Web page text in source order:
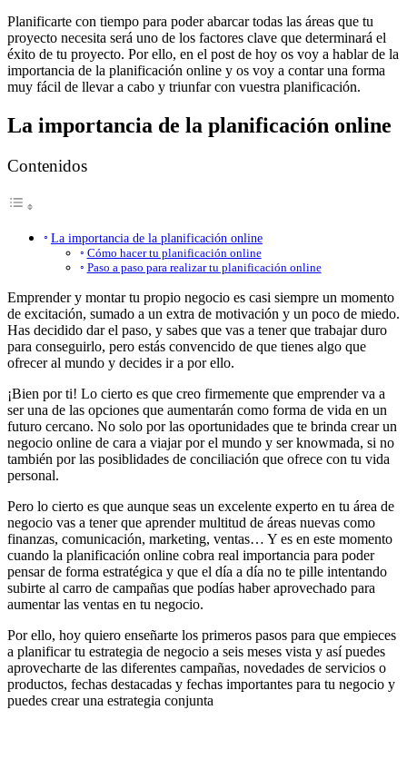
Planificarte con tiempo para poder abarcar todas las áreas que tu
proyecto necesita será uno de los factores clave que determinará el
éxito de tu proyecto. Por ello, en el post de hoy os voy a hablar de la
importancia de la planificación online y os voy a contar una forma
muy fácil de llevar a cabo y triunfar con vuestra planificación.
La importancia de la planificación online
Contenidos
La importancia de la planificación online
Cómo hacer tu planificación online
Paso a paso para realizar tu planificación online
Emprender y montar tu propio negocio es casi siempre un momento
de excitación, sumado a un extra de motivación y un poco de miedo.
Has decidido dar el paso, y sabes que vas a tener que trabajar duro
para conseguirlo, pero estás convencido de que tienes algo que
ofrecer al mundo y decides ir a por ello.
¡Bien por ti! Lo cierto es que creo firmemente que emprender va a
ser una de las opciones que aumentarán como forma de vida en un
futuro cercano. No solo por las oportunidades que te brinda crear un
negocio online de cara a viajar por el mundo y ser knowmada, si no
también por las posiblidades de conciliación que ofrece con tu vida
personal.
Pero lo cierto es que aunque seas un excelente experto en tu área de
negocio vas a tener que aprender multitud de áreas nuevas como
finanzas, comunicación, marketing, ventas… Y es en este momento
cuando la planificación online cobra real importancia para poder
pensar de forma estratégica y que el día a día no te pille intentando
subirte al carro de campañas que podías haber aprovechado para
aumentar las ventas en tu negocio.
Por ello, hoy quiero enseñarte los primeros pasos para que empieces
a planificar tu estrategia de negocio a seis meses vista y así puedes
aprovecharte de las diferentes campañas, novedades de servicios o
productos, fechas destacadas y fechas importantes para tu negocio y
puedes crear una estrategia conjunta